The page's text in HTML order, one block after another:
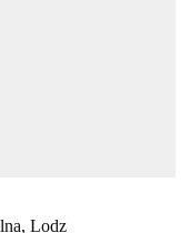
Lodz